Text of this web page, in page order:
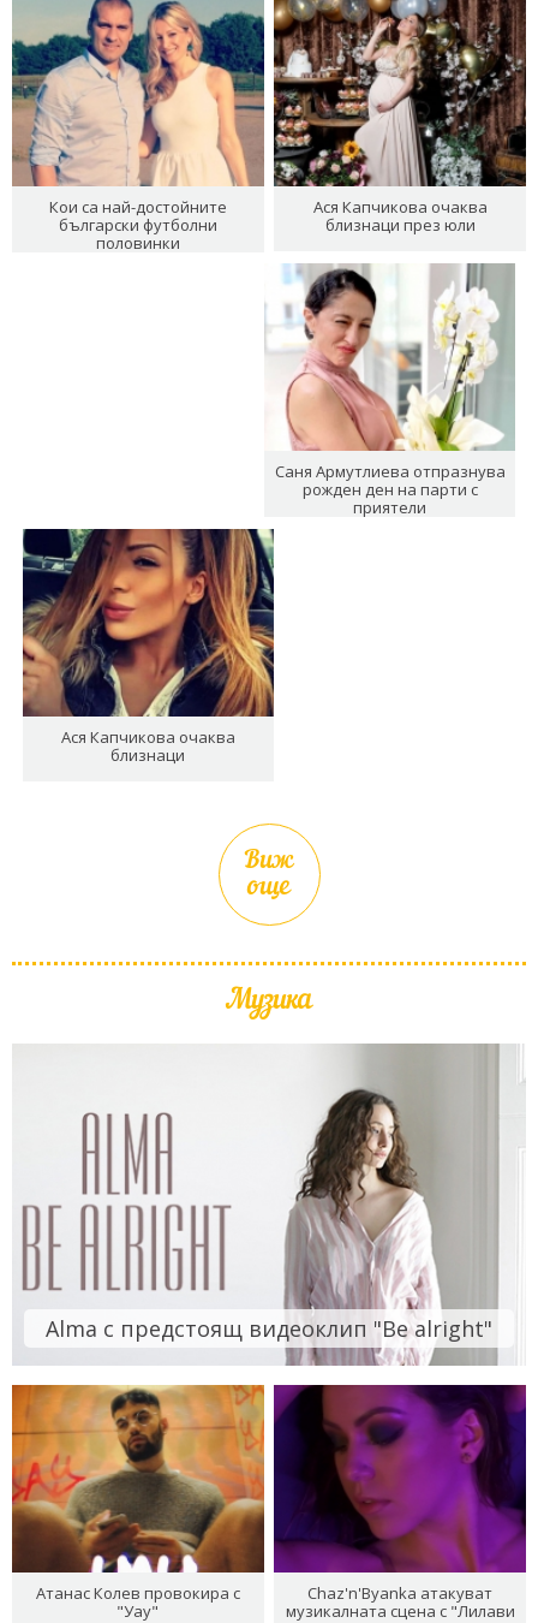
Кои са най-достойните
български футболни
половинки
Ася Капчикова очаква
близнаци през юли
Саня Армутлиева отпразнува
рожден ден на парти с
приятели
Ася Капчикова очаква
близнаци
Виж
още
Музика
Alma с предстоящ видеоклип "Be alright"
Атанас Колев провокира с
"Уау"
Chaz'n'Byanka атакуват
музикалната сцена с "Лилави